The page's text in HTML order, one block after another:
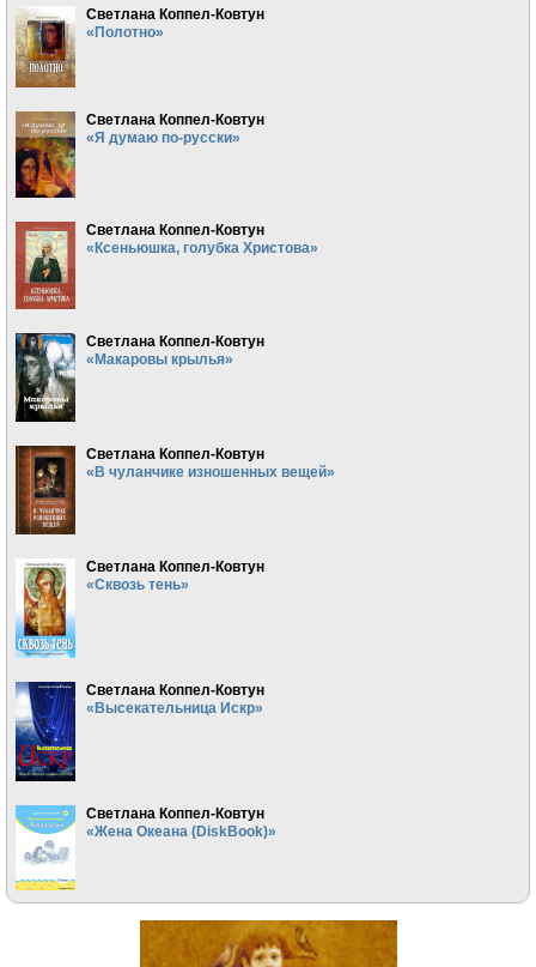
Светлана Коппел-Ковтун
«Полотно»
Светлана Коппел-Ковтун
«Я думаю по-русски»
Светлана Коппел-Ковтун
«Ксеньюшка, голубка Христова»
Светлана Коппел-Ковтун
«Макаровы крылья»
Светлана Коппел-Ковтун
«В чуланчике изношенных вещей»
Светлана Коппел-Ковтун
«Сквозь тень»
Светлана Коппел-Ковтун
«Высекательница Искр»
Светлана Коппел-Ковтун
«Жена Океана (DiskBook)»